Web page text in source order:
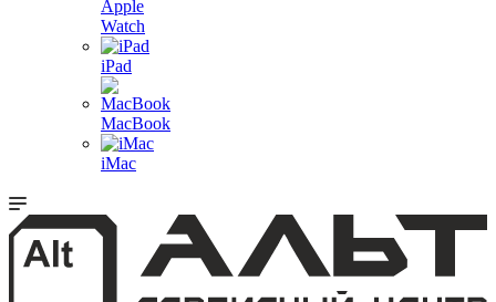
Apple
Watch
iPad
MacBook
iMac